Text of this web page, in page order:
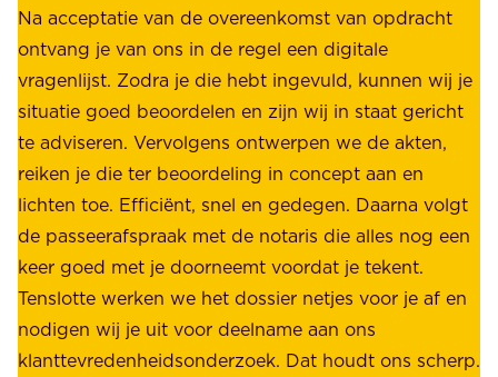
i
j
b
i
e
d
e
n
r
u
s
t
n
v
o
o
r
o
n
z
e
s
t
a
Na acceptatie van de overeenkomst van opdracht
ontvang je van ons in de regel een digitale
vragenlijst. Zodra je die hebt ingevuld, kunnen wij je
situatie goed beoordelen en zijn wij in staat gericht
te adviseren. Vervolgens ontwerpen we de akten,
reiken je die ter beoordeling in concept aan en
lichten toe. Efficiënt, snel en gedegen. Daarna volgt
de passeerafspraak met de notaris die alles nog een
keer goed met je doorneemt voordat je tekent.
Tenslotte werken we het dossier netjes voor je af en
nodigen wij je uit voor deelname aan ons
klanttevredenheidsonderzoek. Dat houdt ons scherp.